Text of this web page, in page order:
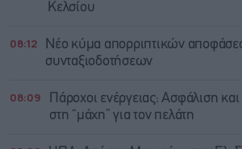
Κελσίου
08:12
Νέο κύμα απορριπτικών
συνταξιοδοτήσεων
08:09
Πάροχοι ενέργειας: Ασφάλιση
στη “μάχη” για τον πελάτη